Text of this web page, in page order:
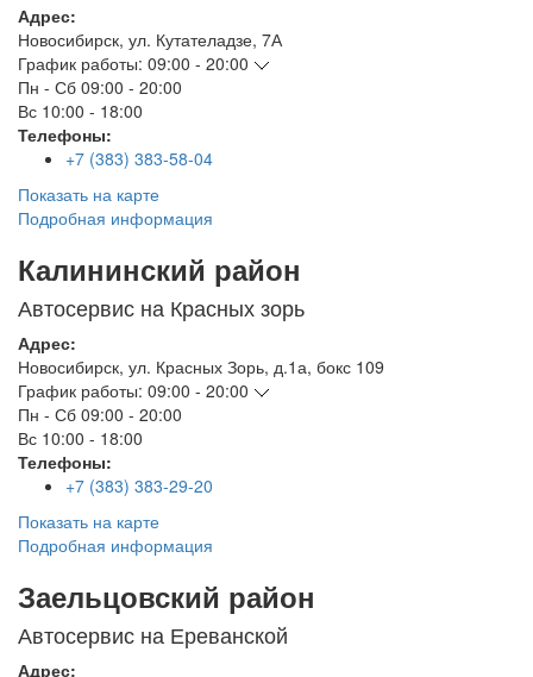
Адрес:
Новосибирск, ул. Кутателадзе, 7А
График работы: 09:00 - 20:00
Пн - Сб 09:00 - 20:00
Вс 10:00 - 18:00
Телефоны:
+7 (383) 383-58-04
Показать на карте
Подробная информация
Калининский район
Автосервис на Красных зорь
Адрес:
Новосибирск, ул. Красных Зорь, д.1а, бокс 109
График работы: 09:00 - 20:00
Пн - Сб 09:00 - 20:00
Вс 10:00 - 18:00
Телефоны:
+7 (383) 383-29-20
Показать на карте
Подробная информация
Заельцовский район
Автосервис на Ереванской
Адрес: